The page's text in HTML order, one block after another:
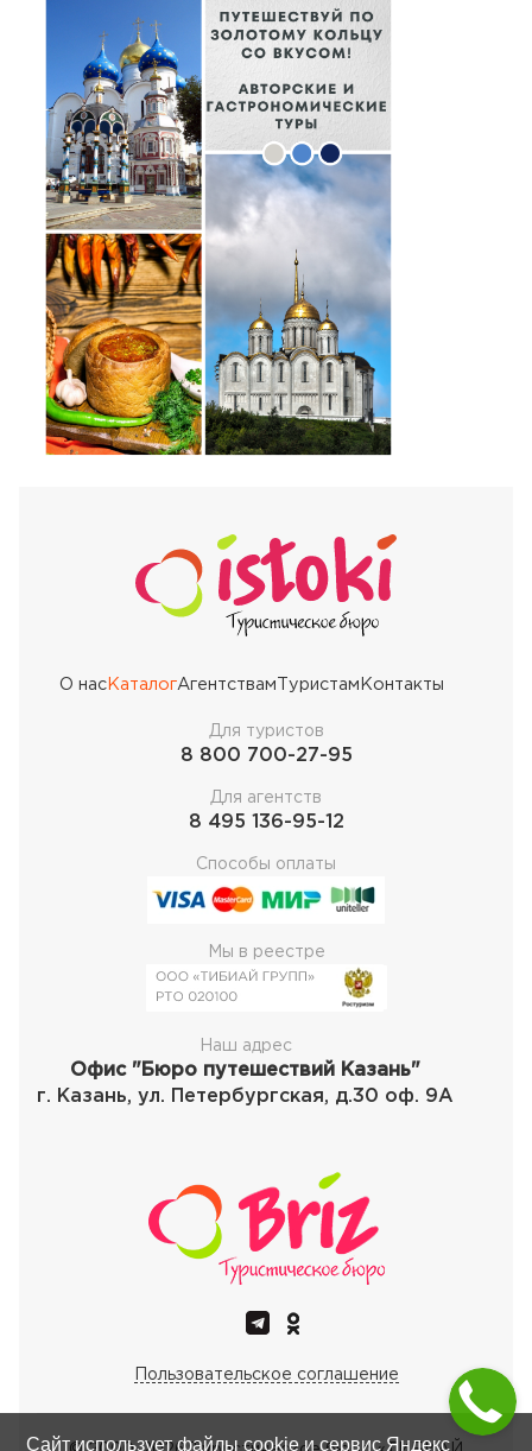
О насКаталогАгентствам Туристам Контакты
Для туристов
8 800 700-27-95
Для агентств
8 495 136-95-12
Способы оплаты
Мы в реестре
Наш адрес
Офис "Бюро путешествий Казань"
г. Казань, ул. Петербургская, д.30 оф. 9А
Пользовательское соглашение
Сайт использует файлы cookie и сервис Яндекс